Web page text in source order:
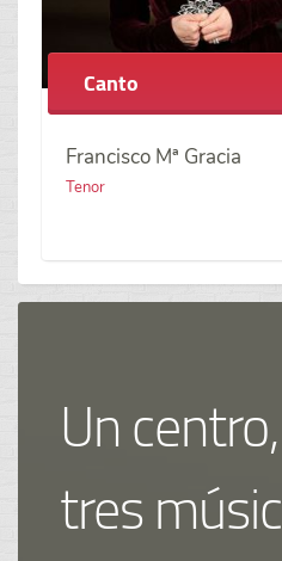
Canto
Francisco Mª Gracia
Tenor
Un centro,
tres